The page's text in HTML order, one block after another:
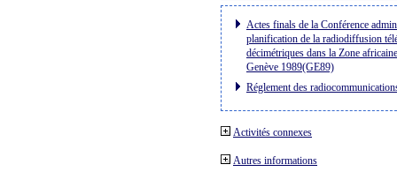
Actes finals de la Conférence
planification de la radiodiffusion
décimétriques dans la Zone
Genève 1989(GE89)
Réglement des
Activités connexes
Autres informations